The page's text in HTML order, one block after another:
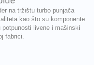
na tržištu turbo punjača
kao što su komponente
livene i mašinski
fabrici.